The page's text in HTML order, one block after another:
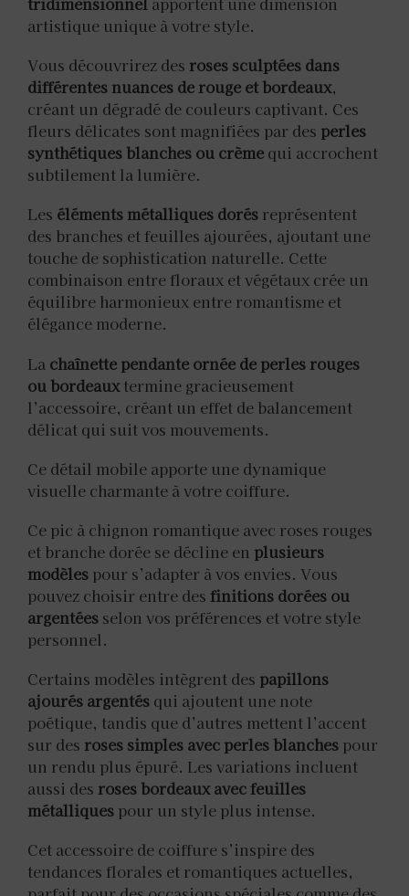
artistique unique à votre style.
Vous découvrirez des roses sculptées dans
différentes nuances de rouge et bordeaux,
créant un dégradé de couleurs captivant. Ces
fleurs délicates sont magnifiées par des perles
synthétiques blanches ou crème qui accrochent
subtilement la lumière.
Les éléments métalliques dorés représentent
des branches et feuilles ajourées, ajoutant une
touche de sophistication naturelle. Cette
combinaison entre floraux et végétaux crée un
équilibre harmonieux entre romantisme et
élégance moderne.
La chaînette pendante ornée de perles rouges
ou bordeauxtermine gracieusement
l’accessoire, créant un effet de balancement
délicat qui suit vos mouvements.
Ce détail mobile apporte une dynamique
visuelle charmante à votre coiffure.
Ce pic à chignon romantique avec roses rouges
et branche dorée se décline en plusieurs
modèles pour s’adapter à vos envies. Vous
pouvez choisir entre des finitions dorées ou
argentées selon vos préférences et votre style
personnel.
Certains modèles intègrent des papillons
ajourés argentés qui ajoutent une note
poétique, tandis que d’autres mettent l’accent
sur des roses simples avec perles blanches pour
un rendu plus épuré. Les variations incluent
aussi des roses bordeaux avec feuilles
métalliques pour un style plus intense.
Cet accessoire de coiffure s’inspire des
tendances florales et romantiques actuelles,